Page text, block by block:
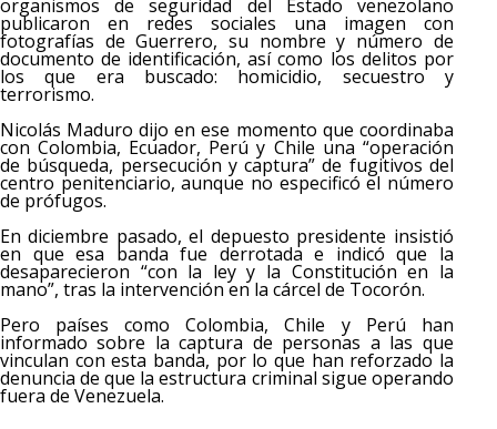
organismos de seguridad del Estado venezolano
publicaron en redes sociales una imagen con
fotografías de Guerrero, su nombre y número de
documento de identificación, así como los delitos por
los que era buscado: homicidio, secuestro y
terrorismo.
Nicolás Maduro dijo en ese momento que coordinaba
con Colombia, Ecuador, Perú y Chile una “operación
de búsqueda, persecución y captura” de fugitivos del
centro penitenciario, aunque no especificó el número
de prófugos.
En diciembre pasado, el depuesto presidente insistió
en que esa banda fue derrotada e indicó que la
desaparecieron “con la ley y la Constitución en la
mano”, tras la intervención en la cárcel de Tocorón.
Pero países como Colombia, Chile y Perú han
informado sobre la captura de personas a las que
vinculan con esta banda, por lo que han reforzado la
denuncia de que la estructura criminal sigue operando
fuera de Venezuela.